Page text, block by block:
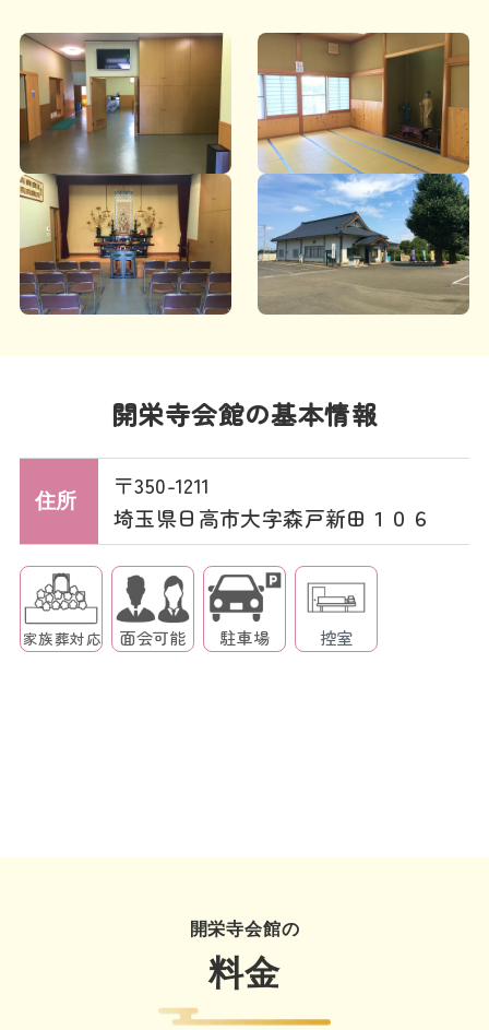
開栄寺会館の基本情報
住所
〒350-1211
埼玉県日高市大字森戸新田１０６
家族葬対応 面会可能 駐車場 控室
開栄寺会館の
料金